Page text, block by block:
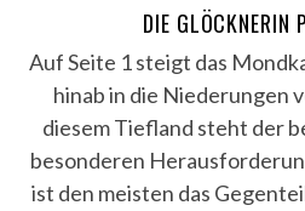
DIE GLÖCKNERIN
Auf Seite 1 steigt das
hinab in die Niederungen
diesem Tiefland steht der
besonderen
ist den meisten das